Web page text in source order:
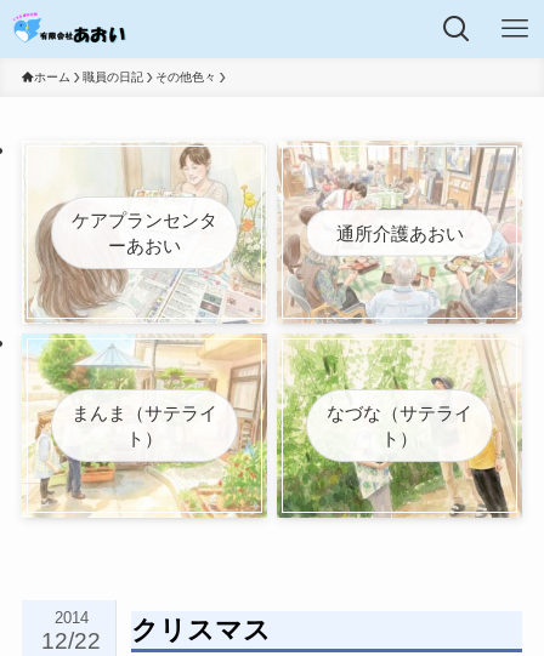
ホーム 職員の日記 その他色々
ケアプランセンタ
ーあおい
通所介護あおい
まんま（サテライ
ト）
なづな（サテライ
ト）
クリスマス
2014
12/22